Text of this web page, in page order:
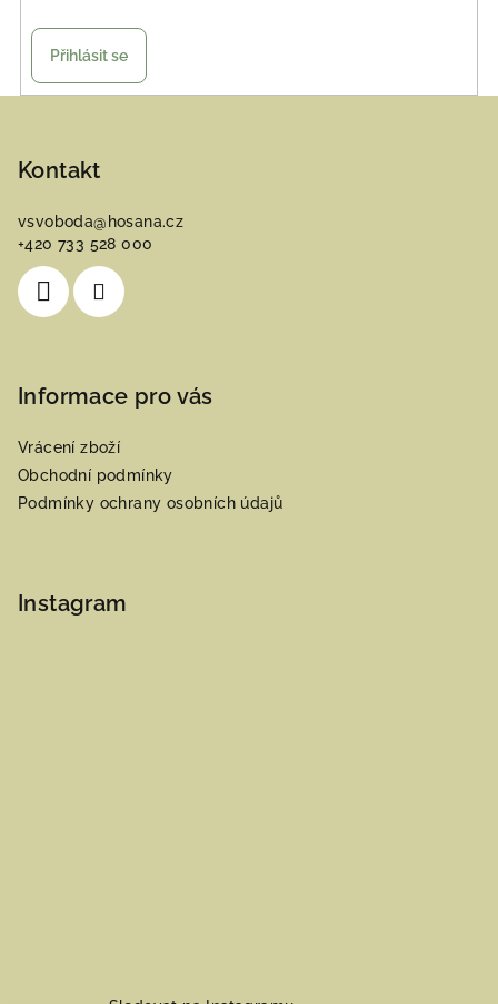
Přihlásit se
Kontakt
vsvoboda@ hosana.cz
+420 733 528 000
Informace pro vás
Vrácení zboží
Obchodní podmínky
Podmínky ochrany osobních údajů
Instagram